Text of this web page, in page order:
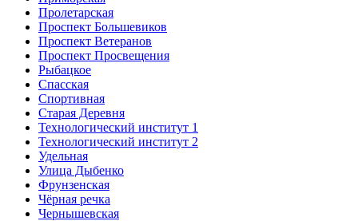
Пролетарская
Проспект Большевиков
Проспект Ветеранов
Проспект Просвещения
Рыбацкое
Спасская
Спортивная
Старая Деревня
Технологический институт 1
Технологический институт 2
Удельная
Улица Дыбенко
Фрунзенская
Чёрная речка
Чернышевская